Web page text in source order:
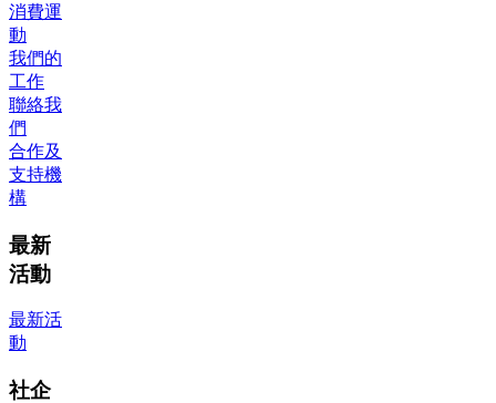
消費運
動
我們的
工作
聯絡我
們
合作及
支持機
構
最新
活動
最新活
動
社企